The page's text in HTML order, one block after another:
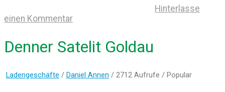
Hinterlasse
einen Kommentar
Denner Satelit Goldau
Ladengeschäfte / Daniel Annen / 2712 Aufrufe / Popular